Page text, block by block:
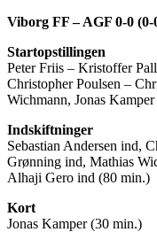
Viborg FF – AGF 0-0 (0-
Startopstillingen
Peter Friis – Kristoffer
Christopher Poulsen –
Wichmann, Jonas
Indskiftninger
Sebastian Andersen ind,
Grønning ind, Mathias
Alhaji Gero ind (80 min.)
Kort
Jonas Kamper (30 min.)